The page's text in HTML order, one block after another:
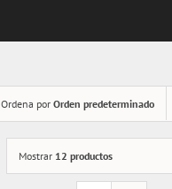
Ordena por Orden predeterminado
Mostrar 12 productos